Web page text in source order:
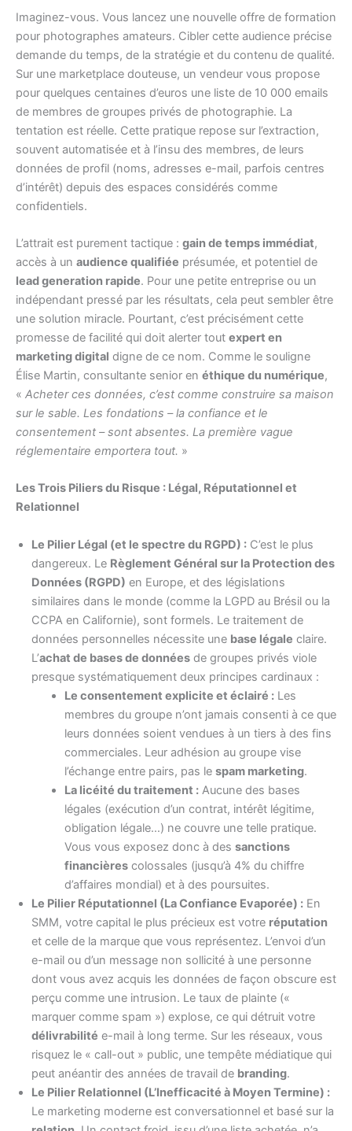
Imaginez-vous. Vous lancez une nouvelle offre de formation
pour photographes amateurs. Cibler cette audience précise
demande du temps, de la stratégie et du contenu de qualité.
Sur une marketplace douteuse, un vendeur vous propose
pour quelques centaines d’euros une liste de 10 000 emails
de membres de groupes privés de photographie. La
tentation est réelle. Cette pratique repose sur l’extraction,
souvent automatisée et à l’insu des membres, de leurs
données de profil (noms, adresses e-mail, parfois centres
d’intérêt) depuis des espaces considérés comme
confidentiels.
L’attrait est purement tactique : gain de temps immédiat,
accès à un audience qualifiée présumée, et potentiel de
lead generation rapide. Pour une petite entreprise ou un
indépendant pressé par les résultats, cela peut sembler être
une solution miracle. Pourtant, c’est précisément cette
promesse de facilité qui doit alerter tout expert en
marketing digital digne de ce nom. Comme le souligne
Élise Martin, consultante senior en éthique du numérique,
« Acheter ces données, c’est comme construire sa maison
sur le sable. Les fondations – la confiance et le
consentement – sont absentes. La première vague
réglementaire emportera tout. »
Les Trois Piliers du Risque : Légal, Réputationnel et
Relationnel
Le Pilier Légal (et le spectre du RGPD) : C’est le plus
dangereux. Le Règlement Général sur la Protection des
Données (RGPD) en Europe, et des législations
similaires dans le monde (comme la LGPD au Brésil ou la
CCPA en Californie), sont formels. Le traitement de
données personnelles nécessite une base légale claire.
L’achat de bases de données de groupes privés viole
presque systématiquement deux principes cardinaux :
Le consentement explicite et éclairé :Les
membres du groupe n’ont jamais consenti à ce que
leurs données soient vendues à un tiers à des fins
commerciales. Leur adhésion au groupe vise
l’échange entre pairs, pas le spam marketing.
La licéité du traitement :Aucune des bases
légales (exécution d’un contrat, intérêt légitime,
obligation légale…) ne couvre une telle pratique.
Vous vous exposez donc à des sanctions
financièrescolossales (jusqu’à 4% du chiffre
d’affaires mondial) et à des poursuites.
Le Pilier Réputationnel (La Confiance Evaporée) : En
SMM, votre capital le plus précieux est votre réputation
et celle de la marque que vous représentez. L’envoi d’un
e-mail ou d’un message non sollicité à une personne
dont vous avez acquis les données de façon obscure est
perçu comme une intrusion. Le taux de plainte («
marquer comme spam ») explose, ce qui détruit votre
délivrabilité e-mail à long terme. Sur les réseaux, vous
risquez le « call-out » public, une tempête médiatique qui
peut anéantir des années de travail de branding.
Le Pilier Relationnel (L’Inefficacité à Moyen Termine) :
Le marketing moderne est conversationnel et basé sur la